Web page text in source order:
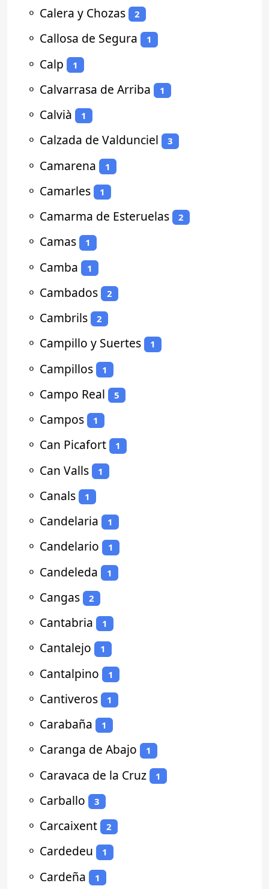
⚬ Calera y Chozas 2
⚬ Callosa de Segura 1
⚬ Calp 1
⚬ Calvarrasa de Arriba 1
⚬ Calvià 1
⚬ Calzada de Valdunciel 3
⚬ Camarena 1
⚬ Camarles 1
⚬ Camarma de Esteruelas 2
⚬ Camas 1
⚬ Camba 1
⚬ Cambados 2
⚬ Cambrils 2
⚬ Campillo y Suertes 1
⚬ Campillos 1
⚬ Campo Real 5
⚬ Campos 1
⚬ Can Picafort 1
⚬ Can Valls 1
⚬ Canals 1
⚬ Candelaria 1
⚬ Candelario 1
⚬ Candeleda 1
⚬ Cangas 2
⚬ Cantabria 1
⚬ Cantalejo 1
⚬ Cantalpino 1
⚬ Cantiveros 1
⚬ Carabaña 1
⚬ Caranga de Abajo 1
⚬ Caravaca de la Cruz 1
⚬ Carballo 3
⚬ Carcaixent 2
⚬ Cardedeu 1
⚬ Cardeña 1